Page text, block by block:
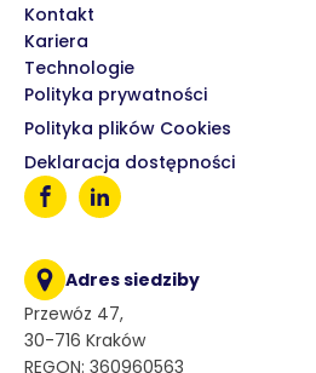
Kontakt
Kariera
Technologie
Polityka prywatności
Polityka plików Cookies
Deklaracja dostępności
Adres siedziby
Przewóz 47,
30-716 Kraków
REGON: 360960563